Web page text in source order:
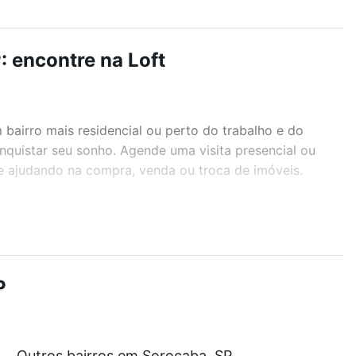
encontre na Loft
bairro mais residencial ou perto do trabalho e do
seu sonho. Agende uma visita presencial ou
na compra, venda ou troca de imóveis.
salão de festas ou área verde e encontrar
a partir de R$ 0 e com nossas opções de